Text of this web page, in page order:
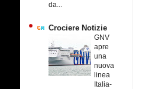
da...
Crociere Notizie
GNV
apre
una
nuova
linea
Italia-